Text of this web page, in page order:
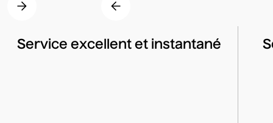
Service excellent et instantané